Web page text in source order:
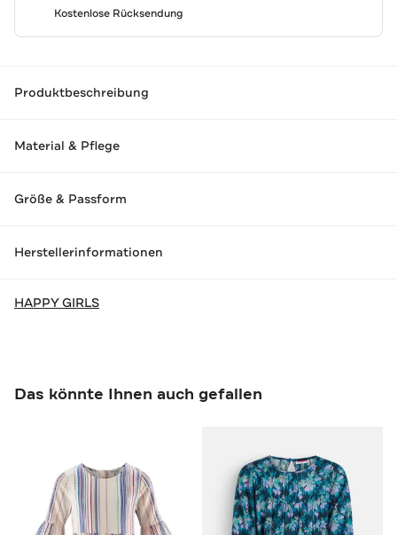
Kostenlose Rücksendung
Produktbeschreibung
Material & Pflege
Größe & Passform
Herstellerinformationen
HAPPY GIRLS
Das könnte Ihnen auch gefallen